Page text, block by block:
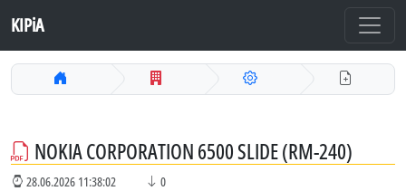
KIPiA
NOKIA CORPORATION 6500 SLIDE (RM-240)
28.06.2026 11:38:02 0